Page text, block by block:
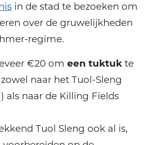
in de stad te bezoeken om
over de gruwelijkheden
regime.
€20 om een tuktuk te
naar het Tuol-Sleng
als naar de Killing Fields
Tuol Sleng ook al is,